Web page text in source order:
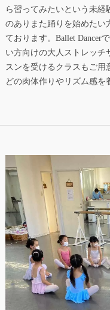
ら習ってみたいという未経
のありまた踊りを始めたい
ております。Ballet Dancer
い方向けの大人ストレッチ
スンを受けるクラスもご用
どの肉体作りやリズム感を